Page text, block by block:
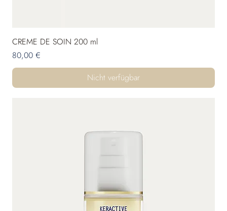
CREME DE SOIN 200 ml
Preis
80,00 €
Nicht verfügbar